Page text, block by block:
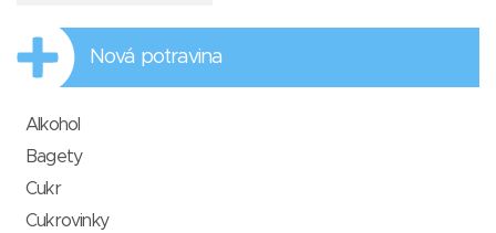
Nová potravina
Alkohol
Bagety
Cukr
Cukrovinky